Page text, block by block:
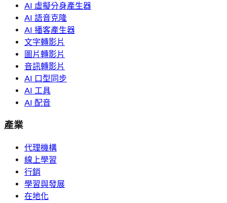
AI 虛擬分身產生器
AI 語音克隆
AI 播客產生器
文字轉影片
圖片轉影片
音訊轉影片
AI 口型同步
AI 工具
AI 配音
產業
代理機構
線上學習
行銷
學習與發展
在地化